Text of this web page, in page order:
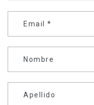
Email *
Nombre
Apellido